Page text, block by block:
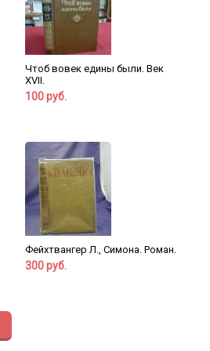
Чтоб вовек едины были. Век
XVII.
100 руб.
Фейхтвангер Л., Симона. Роман.
300 руб.